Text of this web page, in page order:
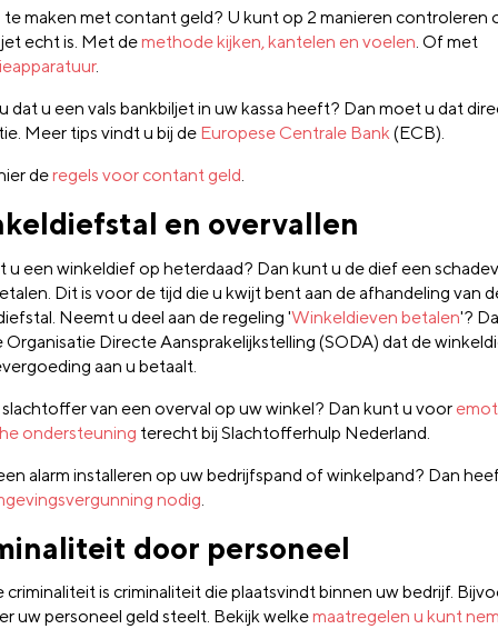
te maken met contant geld? U kunt op 2 manieren controleren
echt is. Met demethode kijken, kantelen en voelen. Of met
.
dat u een vals bankbiljet in uw kassa heeft? Dan moet u dat
Meer tips vindt u bij de Europese Centrale Bank(ECB).
deregels voor contant geld.
en overvallen
u een winkeldief op heterdaad? Dan kunt u de dief een
Dit is voor de tijd die u kwijt bent aan de afhandeling van
Neemt u deel aan de regeling 'Winkeldieven betalen'?
Organisatie Directe Aansprakelijkstelling (SODA) dat de
aan u betaalt.
van een overval op uw winkel? Dan kunt u voor
ondersteuning terecht bij Slachtofferhulp Nederland.
alarm installeren op uw bedrijfspand of winkelpand? Dan
nodig
door personeel
criminaliteit is criminaliteit die plaatsvindt binnen uw bedrijf.
uw personeel geld steelt. Bekijk welkemaatregelen u kunt